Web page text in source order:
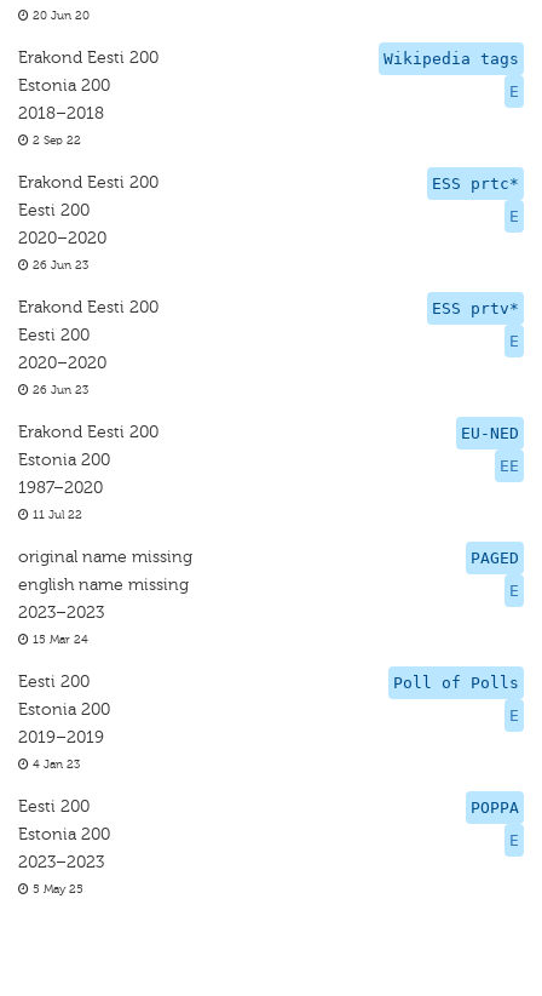
20 Jun 20
Wikipedia tags
E
Erakond Eesti 200
Estonia 200
2018–2018
2 Sep 22
ESS prtc*
E
Erakond Eesti 200
Eesti 200
2020–2020
26 Jun 23
ESS prtv*
E
Erakond Eesti 200
Eesti 200
2020–2020
26 Jun 23
EU-NED
EE
Erakond Eesti 200
Estonia 200
1987–2020
11 Jul 22
PAGED
E
original name missing
english name missing
2023–2023
15 Mar 24
Poll of Polls
E
Eesti 200
Estonia 200
2019–2019
4 Jan 23
POPPA
E
Eesti 200
Estonia 200
2023–2023
5 May 25